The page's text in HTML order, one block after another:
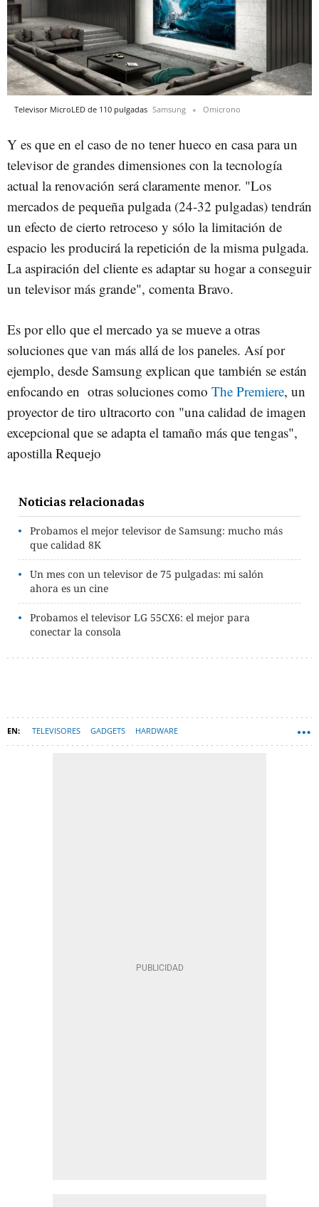
Televisor MicroLED de 110 pulgadas Samsung Omicrono
Y es que en el caso de no tener hueco en casa para un
televisor de grandes dimensiones con la tecnología
actual la renovación será claramente menor. "Los
mercados de pequeña pulgada (24-32 pulgadas) tendrán
un efecto de cierto retroceso y sólo la limitación de
espacio les producirá la repetición de la misma pulgada.
La aspiración del cliente es adaptar su hogar a conseguir
un televisor más grande", comenta Bravo.
Es por ello que el mercado ya se mueve a otras
soluciones que van más allá de los paneles. Así por
ejemplo, desde Samsung explican que también se están
enfocando en otras soluciones como The Premiere, un
proyector de tiro ultracorto con "una calidad de imagen
excepcional que se adapta el tamaño más que tengas",
apostilla Requejo
Noticias relacionadas
Probamos el mejor televisor de Samsung: mucho más
que calidad 8K
Un mes con un televisor de 75 pulgadas: mi salón
ahora es un cine
Probamos el televisor LG 55CX6: el mejor para
conectar la consola
TELEVISORES GADGETS HARDWARE